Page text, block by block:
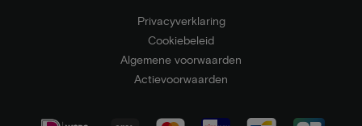
Privacyverklaring
Cookiebeleid
Algemene voorwaarden
Actievoorwaarden